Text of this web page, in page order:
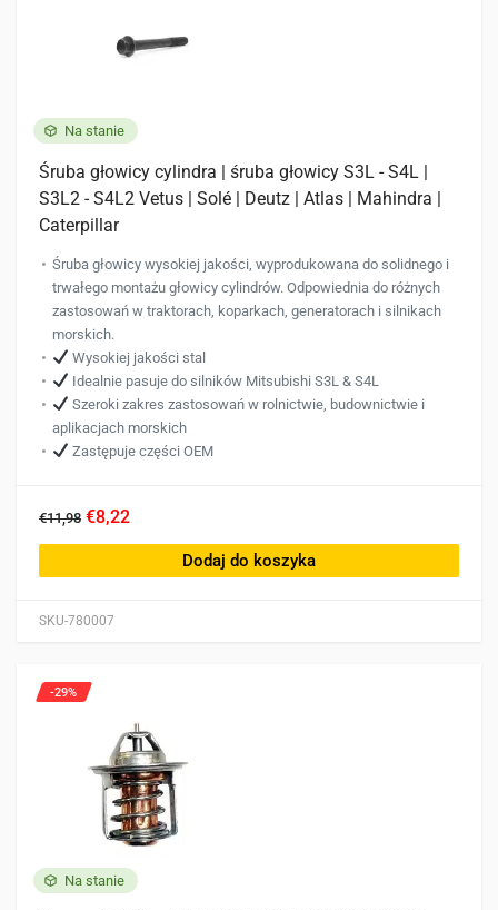
Na stanie
SKU-780007
Śruba głowicy cylindra | śruba głowicy S3L - S4L |
S3L2 - S4L2 Vetus | Solé | Deutz | Atlas | Mahindra |
Caterpillar
Śruba głowicy wysokiej jakości, wyprodukowana do solidnego i
trwałego montażu głowicy cylindrów. Odpowiednia do różnych
zastosowań w traktorach, koparkach, generatorach i silnikach
morskich.
Wysokiej jakości stal
Idealnie pasuje do silników Mitsubishi S3L & S4L
Szeroki zakres zastosowań w rolnictwie, budownictwie i
aplikacjach morskich
Zastępuje części OEM
€11,98 €8,22
Dodaj do koszyka
Na stanie
-29%